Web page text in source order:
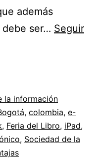
además
debe ser… Seguir
la información
, colombia, e-
, Feria del Libro, iPad,
, Sociedad de la